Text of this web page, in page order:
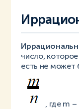
число,
есть не может
, где m